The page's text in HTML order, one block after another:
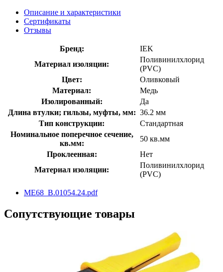
Описание и характеристики
Сертификаты
Отзывы
Бренд:
IEK
Материал изоляции:
Поливинилхлорид
(PVC)
Цвет:
Оливковый
Материал:
Медь
Изолированный:
Да
Длина втулки; гильзы, муфты, мм: 36.2 мм
Тип конструкции:
Стандартная
Номинальное поперечное сечение,
кв.мм:
50 кв.мм
Проклеенная:
Нет
Материал изоляции:
Поливинилхлорид
(PVC)
ME68_B.01054.24.pdf
Сопутствующие товары